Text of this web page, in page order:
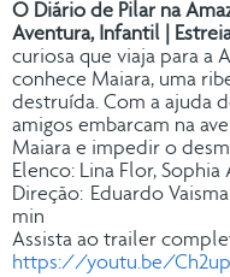
O Diário de Pilar na
Aventura, Infantil |
curiosa que viaja para a
conhece Maiara, uma
destruída. Com a ajuda
amigos embarcam na
Maiara e impedir o
Elenco: Lina Flor,
Direção: Eduardo
min
Assista ao trailer
https://youtu.be/